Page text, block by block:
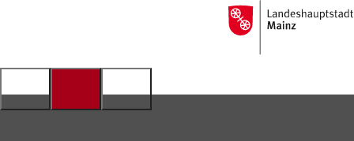
الانتقال إلى المحتوى
إلى
الصفحة